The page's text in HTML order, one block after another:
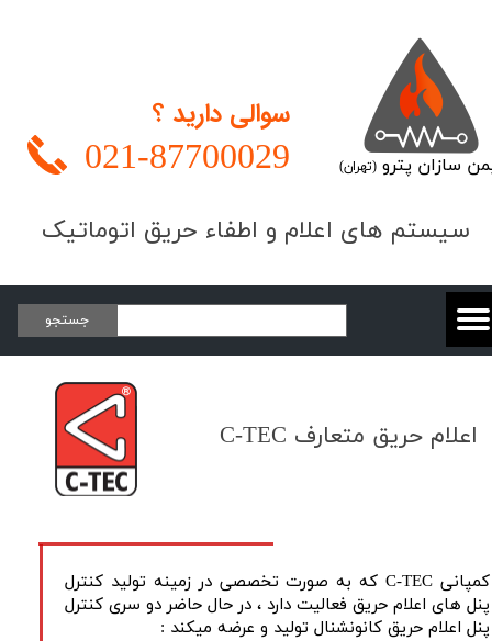
​​​سیستم های اعلام و اطفاء حریق اتوماتیک
سازان پترو(تهران)
سوالی دارید ؟
021-87700029
جستجو
​اعلام حریق متعارف C-TEC
کمپانی C-TEC که به صورت تخصصی در زمینه تولید کنترل
پنل های اعلام حریق فعالیت دارد ، در حال حاضر دو سری کنترل
پنل اعلام حریق کانونشنال تولید و عرضه میکند :